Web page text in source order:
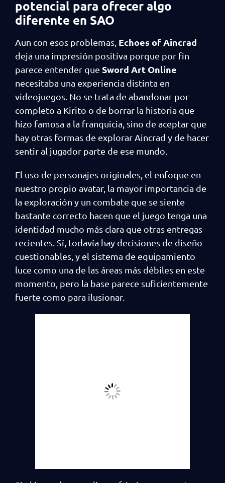
potencial para ofrecer algo
diferente en SAO
Aun con esos problemas, Echoes of Aincrad
deja una impresión positiva porque por fin
parece entender que Sword Art Online
necesitaba una experiencia distinta en
videojuegos. No se trata de abandonar por
completo a Kirito o de borrar la historia que
hizo famosa a la franquicia, sino de aceptar que
hay otras formas de explorar Aincrad y de hacer
sentir al jugador parte de ese mundo.
El uso de personajes originales, el enfoque en
nuestro propio avatar, la mayor importancia de
la exploración y un combate que se siente
bastante correcto hacen que el juego tenga una
identidad mucho más clara que otras entregas
recientes. Sí, todavía hay decisiones de diseño
cuestionables, y el sistema de equipamiento
luce como una de las áreas más débiles en este
momento, pero la base parece suficientemente
fuerte como para ilusionar.